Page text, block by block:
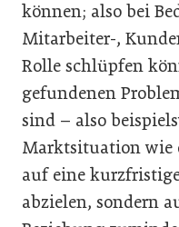
können; also bei
Mitarbeiter-,
Rolle schlüpfen
gefundenen
sind – also
Marktsituation wie
auf eine
abzielen, sondern